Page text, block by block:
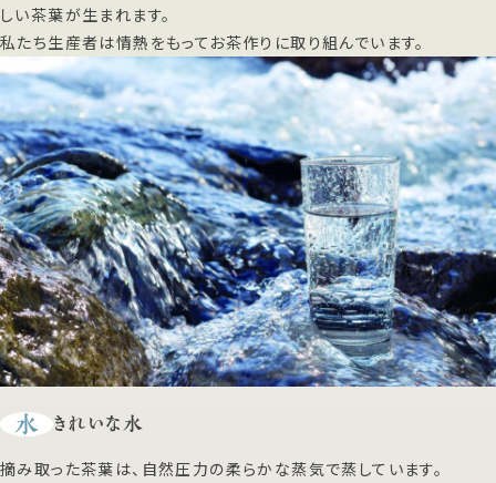
しい茶葉が生まれます。
私たち生産者は情熱をもってお茶作りに取り組んでいます。
水 きれいな水
摘み取った茶葉は、自然圧力の柔らかな蒸気で蒸しています。